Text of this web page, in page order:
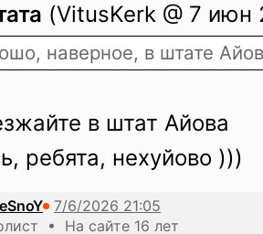
(VitusKerk @ 7 июн
наверное, в штате
в штат Айова
ребята, нехуйово )))
• На сайте 16 лет